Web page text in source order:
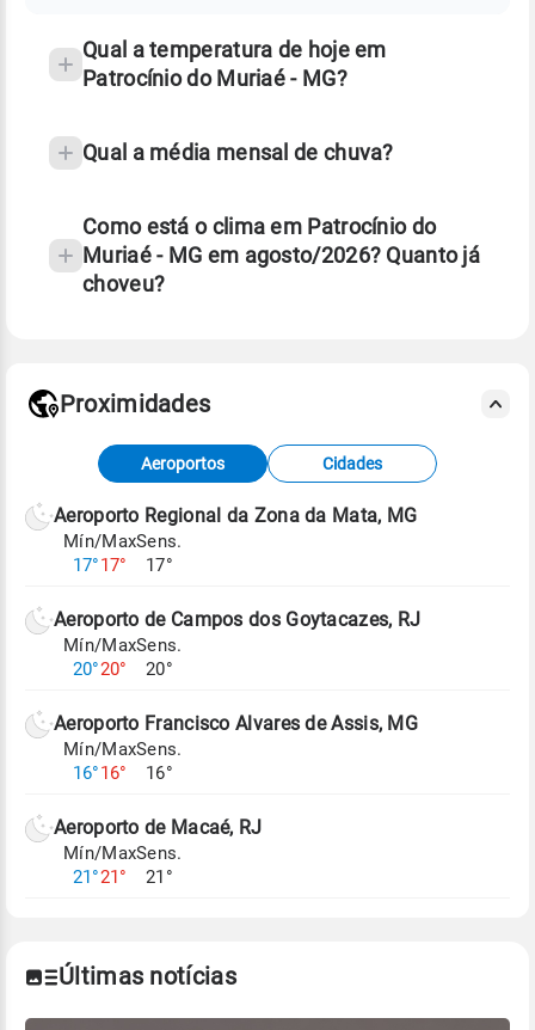
Qual a temperatura de hoje em
Patrocínio do Muriaé - MG?
Qual a média mensal de chuva?
Fonte: 30 anos de dados de reanálise ERA5.
Como está o clima em Patrocínio do
Muriaé - MG em agosto/2026? Quanto já
choveu?
Fonte: dados combinados de estações
meteorológicas e satélite do Centro de Previsão
de Tempo e Estudos Climáticos (CPTEC).
Para obter mais informações sobre os dados
Proximidades
Aeroportos Cidades
Aeroporto Regional da Zona da Mata, MG
Mín/Max
17°17°
Sens.
17°
Aeroporto de Campos dos Goytacazes, RJ
Mín/Max
20°20°
Sens.
20°
Aeroporto Francisco Alvares de Assis, MG
Mín/Max
16°16°
Sens.
16°
Aeroporto de Macaé, RJ
Mín/Max
21°21°
Sens.
21°
Últimas notícias